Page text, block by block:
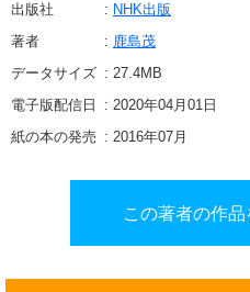
出版社
NHK出版
著者
鹿島茂
データサイズ
27.4MB
電子版配信日
2020年04月01日
紙の本の発売
2016年07月
この著者の作